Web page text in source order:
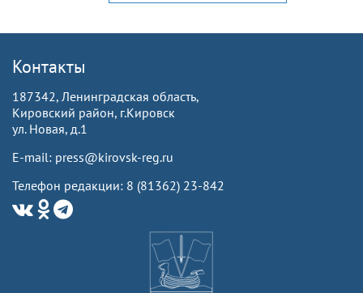
Контакты
187342, Ленинградская область,
Кировский район, г.Кировск
ул. Новая, д.1
E-mail: press@kirovsk-reg.ru
Телефон редакции: 8 (81362) 23-842